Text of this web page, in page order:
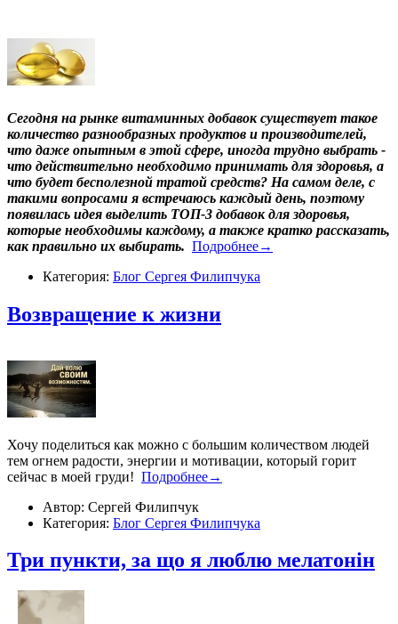
Сегодня на рынке витаминных добавок существует такое
количество разнообразных продуктов и производителей,
что даже опытным в этой сфере, иногда трудно выбрать -
что действительно необходимо принимать для здоровья, а
что будет бесполезной тратой средств? На самом деле, с
такими вопросами я встречаюсь каждый день, поэтому
появилась идея выделить ТОП-3 добавок для здоровья,
которые необходимы каждому, а также кратко рассказать,
как правильно их выбирать. Подробнее→
Категория: Блог Сергея Филипчука
​Возвращение к жизни
Хочу поделиться как можно с большим количеством людей
тем огнем радости, энергии и мотивации, который горит
сейчас в моей груди! Подробнее→
Автор: Сергей Филипчук
Категория: Блог Сергея Филипчука
Три пункти, за що я люблю мелатонін